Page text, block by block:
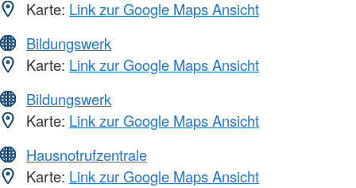
Karte: Link zur Google Maps Ansicht
Bildungswerk
Karte: Link zur Google Maps Ansicht
Bildungswerk
Karte: Link zur Google Maps Ansicht
Hausnotrufzentrale
Karte: Link zur Google Maps Ansicht